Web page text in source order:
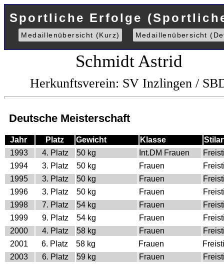
Sportliche Erfolge
Medaillenübersicht (Kurz) Medaillenübersicht
Schmidt Astrid
Herkunftsverein: SV Inzlingen /
Deutsche Meisterschaft
Jahr Platz Gewicht Klasse
1993
4. Platz 50 kg Int.DM Frauen
1994
3. Platz 50 kg Frauen
1995
3. Platz 50 kg Frauen
1996
3. Platz 50 kg Frauen
1998
7. Platz 54 kg Frauen
1999
9. Platz 54 kg Frauen
2000
4. Platz 58 kg Frauen
2001
6. Platz 58 kg Frauen
2003
6. Platz 59 kg Frauen